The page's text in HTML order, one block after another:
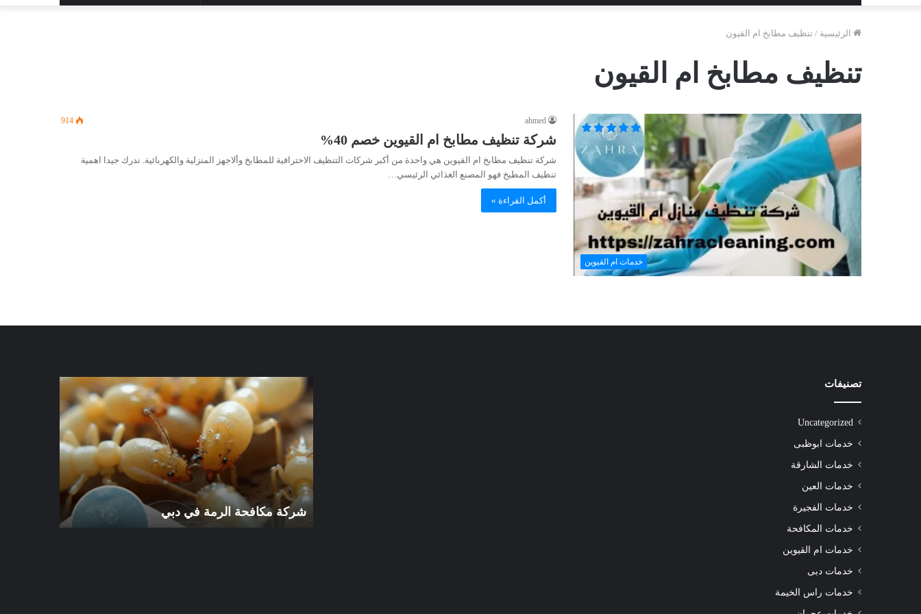
الرئيسية / تنظيف مطابخ ام القيون
تنظيف مطابخ ام القيون
خدمات ام القيوين
ahmed
914
شركة تنظيف مطابخ ام القيوين خصم 40%
شركة تنظيف مطابخ ام القيوين هي واحدة من أكبر شركات التنظيف الاحترافية للمطابخ وألاجهز المنزلية والكهربائية. ندرك جيدا اهمية
تنظيف المطبخ فهو المصنع الغذائي الرئيسي…
أكمل القراءة »
تصنيفات
Uncategorized
خدمات ابوظبى
خدمات الشارقة
خدمات العين
خدمات الفجيرة
خدمات المكافحة
خدمات ام القيوين
خدمات دبى
خدمات راس الخيمة
الشارقة
|0508872055|
شركة تنظيف سجاد الشارقة |0508872055|
شركة
مكافحة
في
دبي
شركة مكافحة الرمة في دبي
شركة
مكافحة
الرمة
الورقاء